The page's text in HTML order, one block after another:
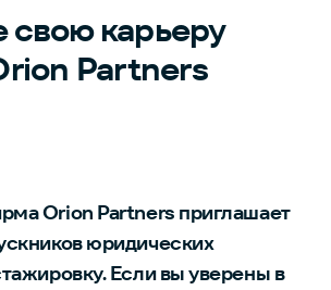
свою карьеру
Partners
Orion Partners приглашает
юридических
Если вы уверены в